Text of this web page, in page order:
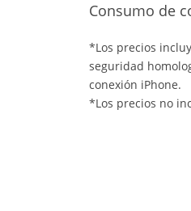
Consumo de
*Los precios
seguridad
conexión iPhone.
*Los precios no